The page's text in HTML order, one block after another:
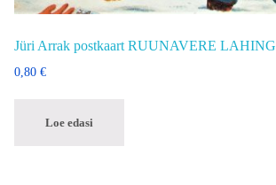
Jüri Arrak postkaart RUUNAVERE LAHING
0,80 €
Loe edasi